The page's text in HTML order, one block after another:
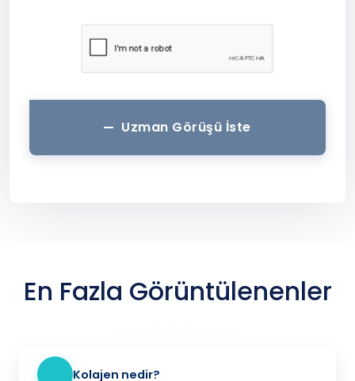
Uzman Görüşü İste
En Fazla Görüntülenenler
Kolajen nedir?